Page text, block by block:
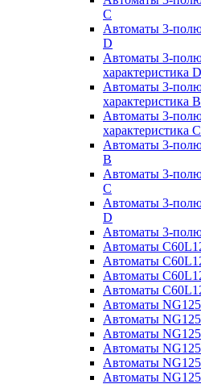
C
Автоматы 3-
D
Автоматы 3-
характеристика D
Автоматы 3-
характеристика В
Автоматы 3-
характеристика С
Автоматы 3-
B
Автоматы 3-
C
Автоматы 3-
D
Автоматы 3-
Автоматы
Автоматы
Автоматы
Автоматы
Автоматы
Автоматы
Автоматы
Автоматы
Автоматы
Автоматы